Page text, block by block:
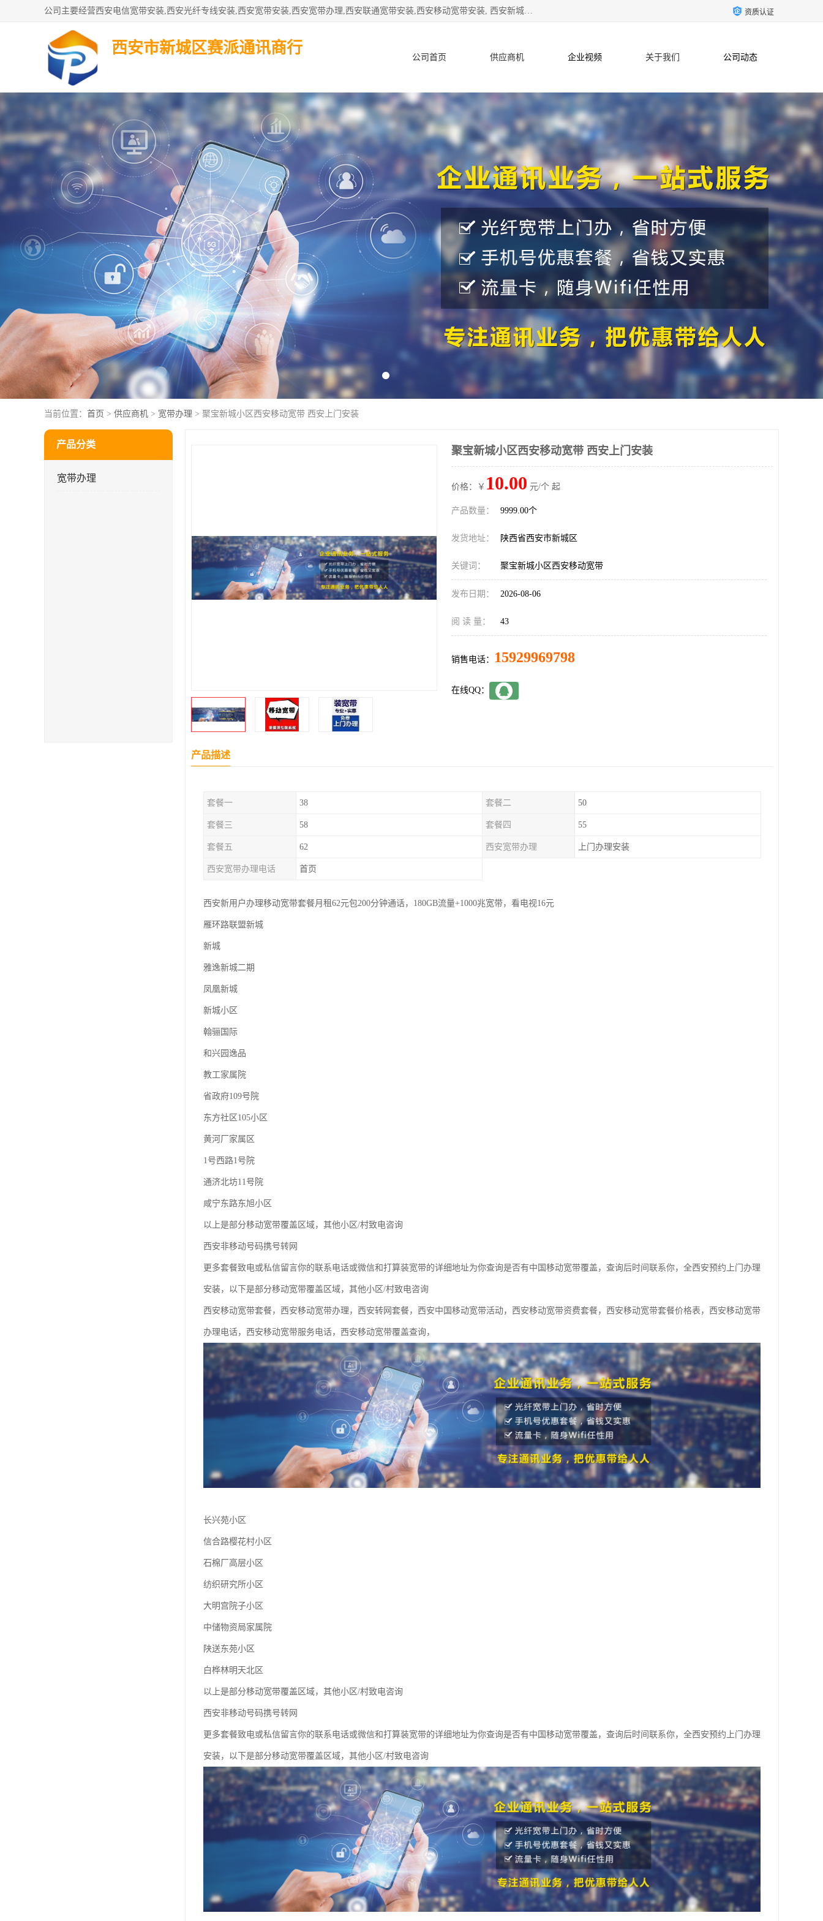
公司主要经营西安电信宽带安装,西安光纤专线安装,西安宽带安装,西安宽带办理,西安联通宽带安装,西安移动宽带安装, 西安新城赛派通讯商行从事西安地区的联通，移动，电信宽带安装，光纤专线安装，宽带办理等业务 资质认证
西安市新城区赛派通讯商行
公司首页 供应商机 企业视频 关于我们 公司动态
产品知识 客户案例 联系方式
当前位置： 首页 > 供应商机 > 宽带办理 > 聚宝新城小区西安移动宽带 西安上门安装
产品分类
宽带办理
聚宝新城小区西安移动宽带 西安上门安装
价格：￥ 10.00 元/个 起
产品数量： 9999.00个
发货地址： 陕西省西安市新城区
关键词： 聚宝新城小区西安移动宽带
发布日期： 2026-08-06
阅 读 量： 43
销售电话： 15929969798
在线QQ：
产品描述
套餐一 38 套餐二 50
套餐三 58 套餐四 55
套餐五 62 西安宽带办理 上门办理安装
西安宽带办理电话 首页
西安新用户办理移动宽带套餐月租62元包200分钟通话，180GB流量+1000兆宽带，看电视16元
雁环路联盟新城
新城
雅逸新城二期
凤凰新城
新城小区
翰骊国际
和兴园逸品
教工家属院
省政府109号院
东方社区105小区
黄河厂家属区
1号西路1号院
通济北坊11号院
咸宁东路东旭小区
以上是部分移动宽带覆盖区域，其他小区/村致电咨询
西安非移动号码携号转网
更多套餐致电或私信留言你的联系电话或微信和打算装宽带的详细地址为你查询是否有中国移动宽带覆盖，查询后时间联系你，全西安预约上门办理
安装，以下是部分移动宽带覆盖区域，其他小区/村致电咨询
西安移动宽带套餐，西安移动宽带办理，西安转网套餐，西安中国移动宽带活动，西安移动宽带资费套餐，西安移动宽带套餐价格表，西安移动宽带
办理电话，西安移动宽带服务电话，西安移动宽带覆盖查询，
长兴苑小区
信合路樱花村小区
石棉厂高层小区
纺织研究所小区
大明宫院子小区
中储物资局家属院
陕送东苑小区
白桦林明天北区
以上是部分移动宽带覆盖区域，其他小区/村致电咨询
西安非移动号码携号转网
更多套餐致电或私信留言你的联系电话或微信和打算装宽带的详细地址为你查询是否有中国移动宽带覆盖，查询后时间联系你，全西安预约上门办理
安装，以下是部分移动宽带覆盖区域，其他小区/村致电咨询